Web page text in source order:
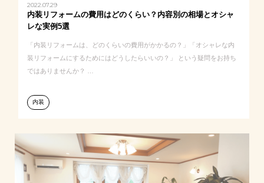
2022.07.29
内装リフォームの費用はどのくらい？内容別の相場とオシャ
レな実例5選
「内装リフォームは、どのくらいの費用がかかるの？」「オシャレな内
装リフォームにするためにはどうしたらいいの？」 という疑問をお持ち
内装